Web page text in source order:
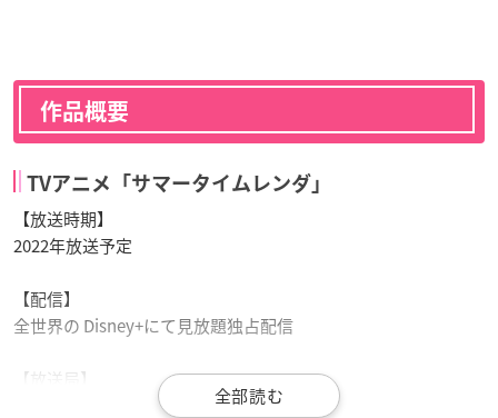
作品概要
TVアニメ「サマータイムレンダ」
【放送時期】
2022年放送予定
【配信】
全世界の Disney+にて見放題独占配信
【放送局】